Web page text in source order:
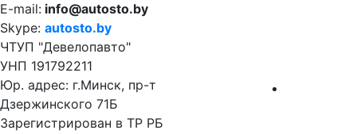
E-mail: info@autosto.by
Skype: autosto.by
ЧТУП "Девелопавто"
УНП 191792211
Юр. адрес: г.Минск, пр-т
Дзержинского 71Б
Зарегистрирован в ТР РБ